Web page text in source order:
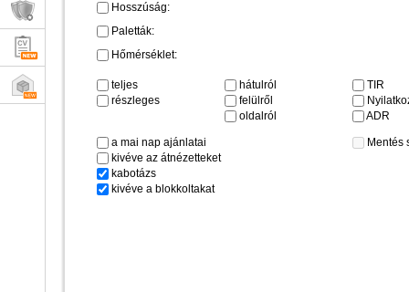
Hosszúság:
Paletták:
Hőmérséklet:
teljes
részleges
hátulról
felülről
oldalról
TIR
ADR
a mai nap ajánlatai
kivéve az átnézetteket
kabotázs
kivéve a blokkoltakat
Mentés